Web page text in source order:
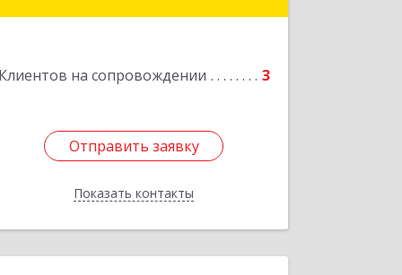
Клиентов на сопровождении 3
Отправить заявку
Показать контакты
Отправить заявку
Назад